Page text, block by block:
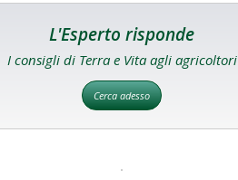
L'Esperto risponde
I consigli di Terra e Vita agli agricoltori
Cerca adesso